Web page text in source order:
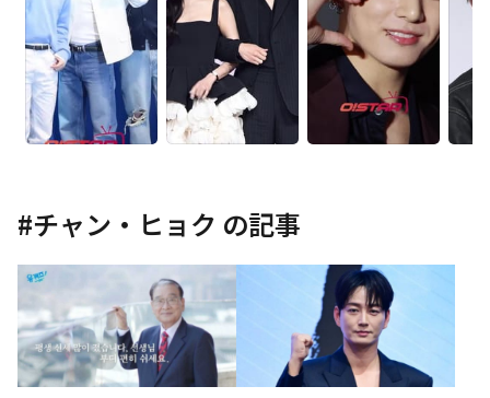
#チャン・ヒョク の記事